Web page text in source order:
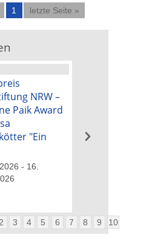
1 letzte Seite »
NRW –
Paik Award
"Ein
- 16.
3 4 5 6 7 8 9 10